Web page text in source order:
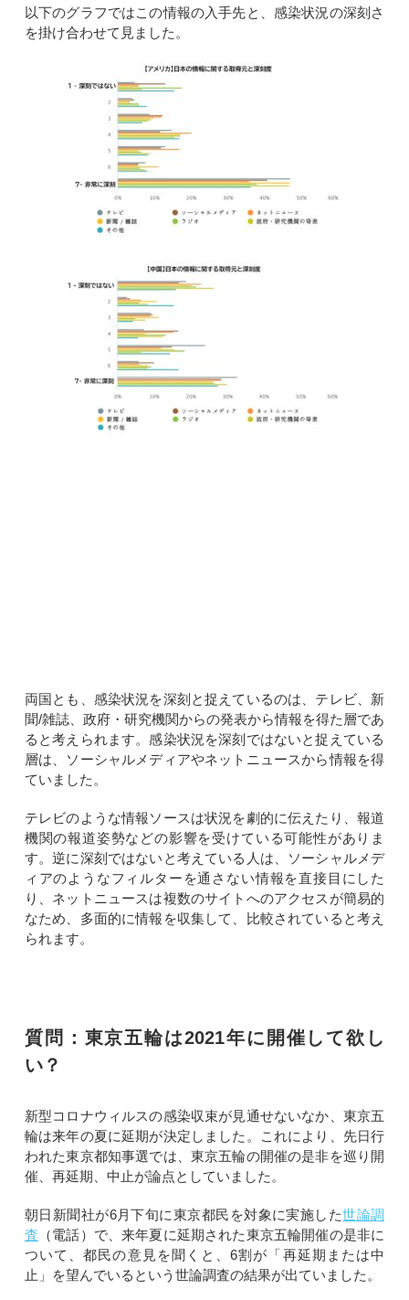
以下のグラフではこの情報の入手先と、感染状況の深刻さ
を掛け合わせて見ました。
両国とも、感染状況を深刻と捉えているのは、テレビ、新
聞/雑誌、政府・研究機関からの発表から情報を得た層であ
ると考えられます。感染状況を深刻ではないと捉えている
層は、ソーシャルメディアやネットニュースから情報を得
ていました。
テレビのような情報ソースは状況を劇的に伝えたり、報道
機関の報道姿勢などの影響を受けている可能性がありま
す。逆に深刻ではないと考えている人は、ソーシャルメデ
ィアのようなフィルターを通さない情報を直接目にした
り、ネットニュースは複数のサイトへのアクセスが簡易的
なため、多面的に情報を収集して、比較されていると考え
られます。
質問：東京五輪は2021年に開催して欲し
い？
新型コロナウィルスの感染収束が見通せないなか、東京五
輪は来年の夏に延期が決定しました。これにより、先日行
われた東京都知事選では、東京五輪の開催の是非を巡り開
催、再延期、中止が論点としていました。
朝日新聞社が6月下旬に東京都民を対象に実施した世論調
査 （電話）で、来年夏に延期された東京五輪開催の是非に
ついて、都民の意見を聞くと、6割が「再延期または中
止」を望んでいるという世論調査の結果が出ていました。